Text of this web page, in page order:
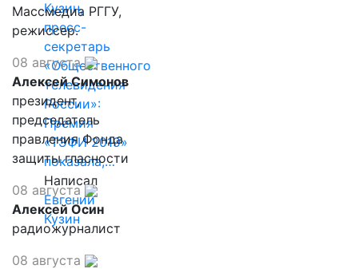
Кузин,
пресс-
секретарь
«Общественного
телевидения
России»:
Премия
«ТЭФИ 2019»
показала,…
Написал
Евгений
Кузин
Массмедиа РГГУ,
режиссер.
08 августа
Алексей Симонов
президент,
председатель
правления Фонда
защиты гласности
08 августа
Алексей Осин
радиожурналист
08 августа